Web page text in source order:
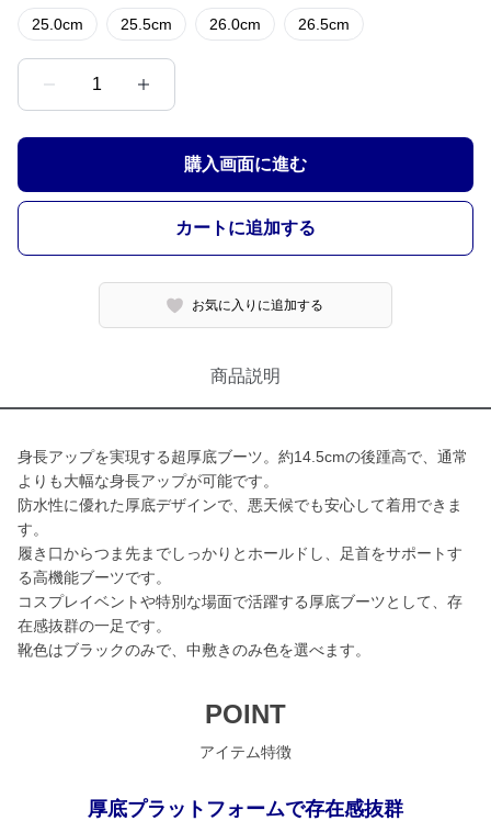
25.0cm 25.5cm 26.0cm 26.5cm
1
購入画面に進む
カートに追加する
お気に入りに追加する
商品説明
身長アップを実現する超厚底ブーツ。約14.5cmの後踵高で、通常
よりも大幅な身長アップが可能です。
防水性に優れた厚底デザインで、悪天候でも安心して着用できま
す。
履き口からつま先までしっかりとホールドし、足首をサポートす
る高機能ブーツです。
コスプレイベントや特別な場面で活躍する厚底ブーツとして、存
在感抜群の一足です。
靴色はブラックのみで、中敷きのみ色を選べます。
POINT
アイテム特徴
厚底プラットフォームで存在感抜群